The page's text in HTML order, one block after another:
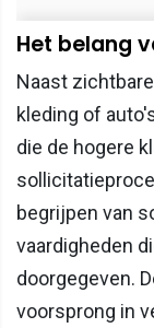
Het belang
Naast
kleding of
die de hogere
begrijpen van
vaardigheden
doorgegeven.
voorsprong in